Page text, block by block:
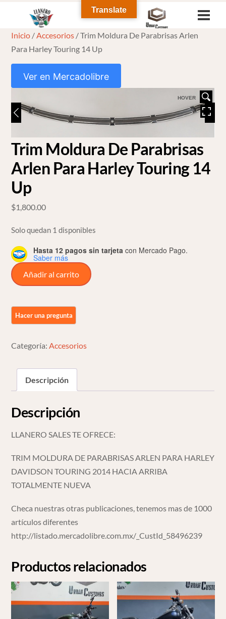
content
Inicio /Accesorios / Trim Moldura De Parabrisas Arlen
Para Harley Touring 14 Up
Ver en Mercadolibre
HOVER
Trim Moldura De Parabrisas
Arlen Para Harley Touring 14
Up
$1,800.00
Solo quedan 1 disponibles
Hasta 12 pagos sin tarjeta con Mercado Pago.
Saber más
Trim
Moldura
Parabrisas
Arlen
Harley
Up
Añadir al carrito
Categoría:Accesorios
Descripción
Descripción
LLANERO SALES TE OFRECE:
TRIM MOLDURA DE PARABRISAS ARLEN PARA HARLEY
DAVIDSON TOURING 2014 HACIA ARRIBA
TOTALMENTE NUEVA
Checa nuestras otras publicaciones, tenemos mas de 1000
artículos diferentes
http://listado.mercadolibre.com.mx/_CustId_58496239
Productos relacionados
Translate